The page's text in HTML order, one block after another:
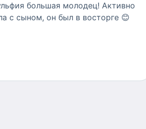
большая молодец! Активно
с сыном, он был в восторге 😊